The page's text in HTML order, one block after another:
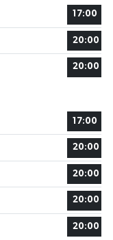
17:00
20:00
20:00
17:00
20:00
20:00
20:00
20:00